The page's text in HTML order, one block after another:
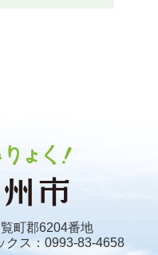
町郡6204番地
クス：0993-83-4658